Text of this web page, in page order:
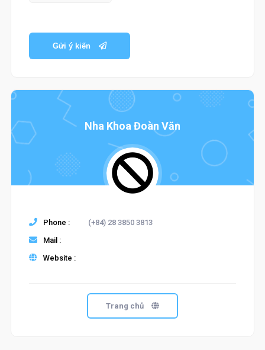
Gửi ý kiến
Nha Khoa Đoàn Văn
Phone :
(+84) 28 3850 3813
Mail :
Website :
Trang chủ